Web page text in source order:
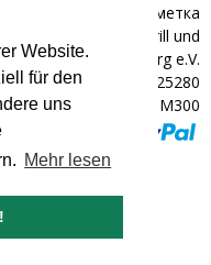
Website.
für den
uns
Mehr lesen
Банкова сметка
"Die Heiligen Kyrill und
Methodius"-Hamburg e.V.
BIC: HYVEDEMM300